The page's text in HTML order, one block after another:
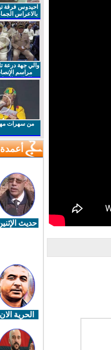
احيدوس فرقة
بالاعراس
والي جهة درعة
مراسم
الملكي
من سهرات
حديث
الحرية الان